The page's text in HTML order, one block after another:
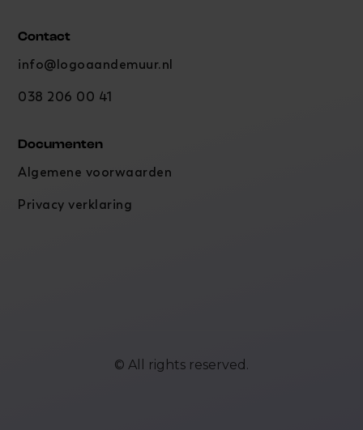
Contact
info@logoaandemuur.nl
038 206 00 41
Documenten
Algemene voorwaarden
Privacy verklaring
© All rights reserved.